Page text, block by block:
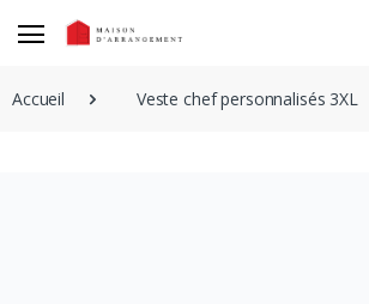
Accueil Veste chef personnalisés 3XL